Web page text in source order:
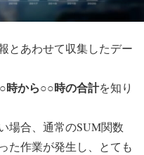
とあわせて収集したデー
時から○○時の合計を知り
場合、通常のSUM関数
た作業が発生し、とても